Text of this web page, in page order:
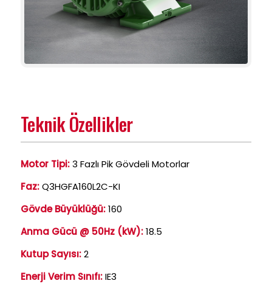
Teknik Özellikler
Motor Tipi:3 Fazlı Pik Gövdeli Motorlar
Faz:Q3HGFA160L2C-KI
Gövde Büyüklüğü:160
Anma Gücü @ 50Hz (kW):18.5
Kutup Sayısı:2
Enerji Verim Sınıfı:IE3